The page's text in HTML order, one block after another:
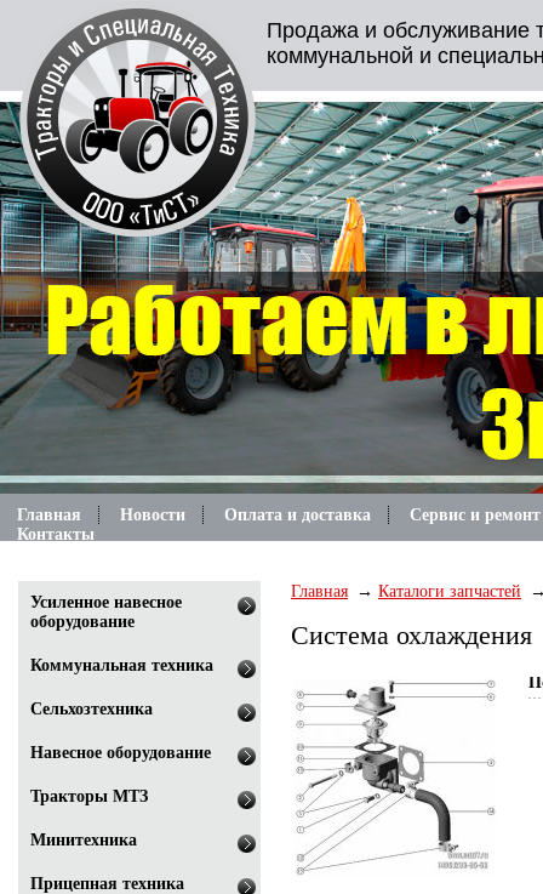
Продажа и обслуживание
коммунальной и
Главная Новости Оплата и доставка
Сервис и ремонт
Контакты
Главная Каталоги запчастей
Система охлаждения
Усиленное навесное
оборудование
Коммунальная техника
Сельхозтехника
Навесное оборудование
Тракторы МТЗ
Минитехника
Прицепная техника